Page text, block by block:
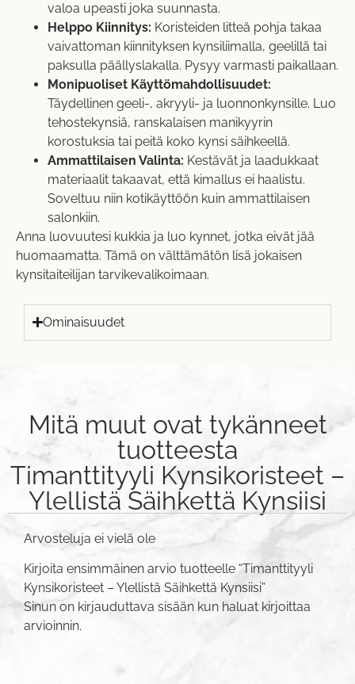
valoa upeasti joka suunnasta.
Helppo Kiinnitys: Koristeiden litteä pohja takaa
vaivattoman kiinnityksen kynsiliimalla, geelillä tai
paksulla päällyslakalla. Pysyy varmasti paikallaan.
Monipuoliset Käyttömahdollisuudet:
Täydellinen geeli-, akryyli- ja luonnonkynsille. Luo
tehostekynsiä, ranskalaisen manikyyrin
korostuksia tai peitä koko kynsi säihkeellä.
Ammattilaisen Valinta: Kestävät ja laadukkaat
materiaalit takaavat, että kimallus ei haalistu.
Soveltuu niin kotikäyttöön kuin ammattilaisen
salonkiin.
Anna luovuutesi kukkia ja luo kynnet, jotka eivät jää
huomaamatta. Tämä on välttämätön lisä jokaisen
kynsitaiteilijan tarvikevalikoimaan.
Ominaisuudet
Mitä muut ovat tykänneet
tuotteesta
Timanttityyli Kynsikoristeet –
Ylellistä Säihkettä Kynsiisi
Arvosteluja ei vielä ole
Kirjoita ensimmäinen arvio tuotteelle “Timanttityyli
Kynsikoristeet – Ylellistä Säihkettä Kynsiisi”
Sinun on kirjauduttava sisään kun haluat kirjoittaa
arvioinnin.